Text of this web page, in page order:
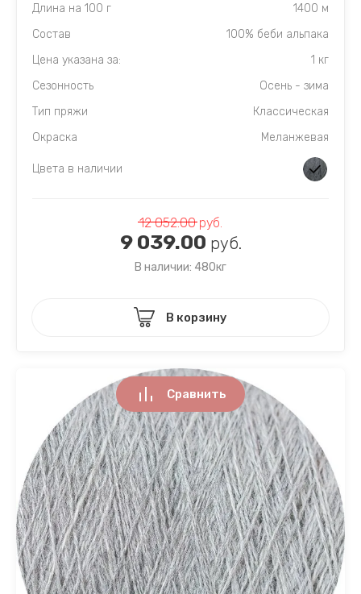
Длина на 100 г
1400 м
Состав
100% беби альпака
Цена указана за:
1 кг
Сезонность
Осень - зима
Тип пряжи
Классическая
Окраска
Меланжевая
Цвета в наличии
12 052.00руб.
9 039.00 руб.
В наличии: 480кг
В корзину
Сравнить